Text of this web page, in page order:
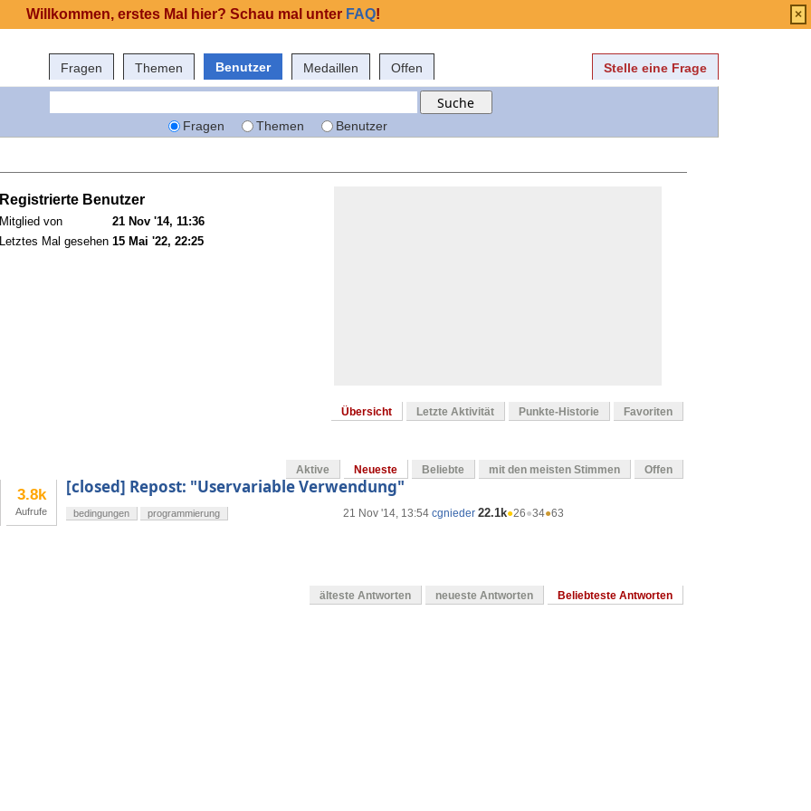
Fragen Themen Benutzer Medaillen Offen Stelle eine Frage
Fragen Themen Benutzer
Registrierte Benutzer
Mitglied von
21 Nov '14, 11:36
Letztes Mal gesehen 15 Mai '22, 22:25
Übersicht Letzte Aktivität Punkte-Historie Favoriten
Aktive Neueste Beliebte mit den meisten Stimmen Offen
3.8k
Aufrufe
[closed] Repost: "Uservariable Verwendung"
21 Nov '14, 13:54 cgnieder 22.1k●26●34●63
bedingungen programmierung
älteste Antworten neueste Antworten Beliebteste Antworten
Willkommen, erstes Mal hier? Schau mal unter FAQ! ×